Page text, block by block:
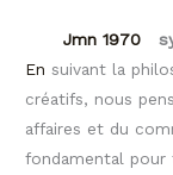
Jmn 1970
En suivant la
créatifs, nous
affaires et du
fondamental pour